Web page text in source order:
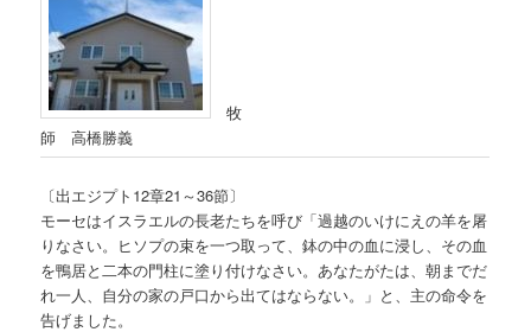
牧
師 高橋勝義
〔出エジプト12章21～36節〕
モーセはイスラエルの長老たちを呼び「過越のいけにえの羊を屠
りなさい。ヒソプの束を一つ取って、鉢の中の血に浸し、その血
を鴨居と二本の門柱に塗り付けなさい。あなたがたは、朝までだ
れ一人、自分の家の戸口から出てはならない。」と、主の命令を
告げました。